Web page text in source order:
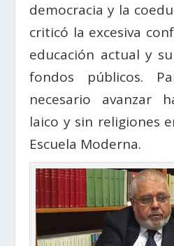
democracia y la
criticó la excesiva
educación actual y
fondos públicos.
necesario avanzar
laico y sin religiones
Escuela Moderna.